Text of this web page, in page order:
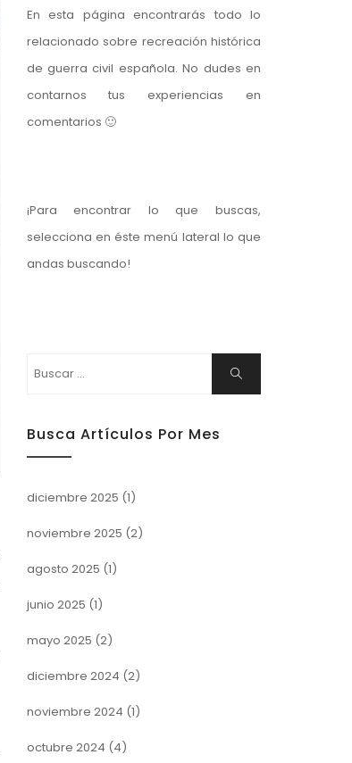
En esta página encontrarás todo lo
relacionado sobre recreación histórica
de guerra civil española. No dudes en
contarnos tus experiencias en
comentarios 🙂
¡Para encontrar lo que buscas,
selecciona en éste menú lateral lo que
andas buscando!
Buscar
Busca Artículos Por Mes
diciembre 2025 (1)
noviembre 2025 (2)
agosto 2025 (1)
junio 2025 (1)
mayo 2025 (2)
diciembre 2024 (2)
noviembre 2024 (1)
octubre 2024 (4)